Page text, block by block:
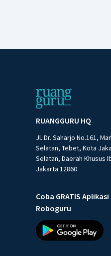
RUANGGURU HQ
Jl. Dr. Saharjo No.161,
Selatan, Tebet, Kota
Selatan, Daerah Khusus
Jakarta 12860
Coba GRATIS Aplikasi
Roboguru